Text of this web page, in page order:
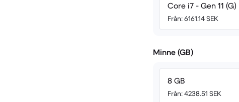
Core i7 - Gen 11 (G)
Från: 6161.14 SEK
Minne (GB)
8 GB
Från: 4238.51 SEK